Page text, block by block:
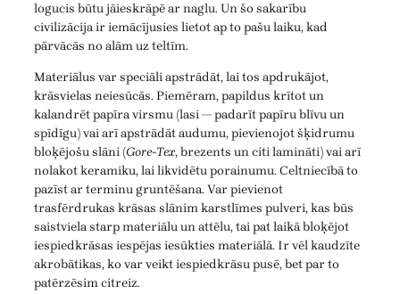
logucis būtu jāieskrāpē ar naglu. Un šo sakarību
civilizācija ir iemācījusies lietot ap to pašu laiku, kad
pārvācās no alām uz teltīm.
Materiālus var speciāli apstrādāt, lai tos apdrukājot,
krāsvielas neiesūcās. Piemēram, papildus krītot un
kalandrēt papīra virsmu (lasi — padarīt papīru blīvu un
spīdīgu) vai arī apstrādāt audumu, pievienojot šķidrumu
bloķējošu slāni (Gore-Tex, brezents un citi lamināti) vai arī
nolakot keramiku, lai likvidētu porainumu. Celtniecībā to
pazīst ar terminu gruntēšana. Var pievienot
trasfērdrukas krāsas slānim karstlīmes pulveri, kas būs
saistviela starp materiālu un attēlu, tai pat laikā bloķējot
iespiedkrāsas iespējas iesūkties materiālā. Ir vēl kaudzīte
akrobātikas, ko var veikt iespiedkrāsu pusē, bet par to
patērzēsim citreiz.